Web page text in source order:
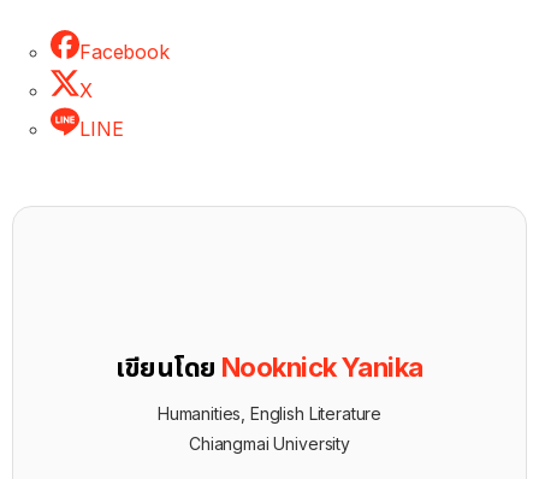
Facebook
X
LINE
เขียนโดย Nooknick Yanika
Humanities, English Literature
Chiangmai University